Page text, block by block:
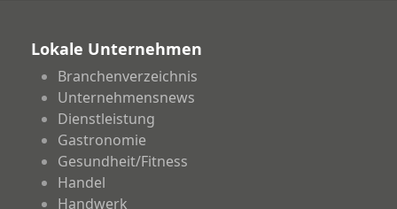
Lokale Unternehmen
Branchenverzeichnis
Unternehmensnews
Dienstleistung
Gastronomie
Gesundheit/Fitness
Handel
Handwerk